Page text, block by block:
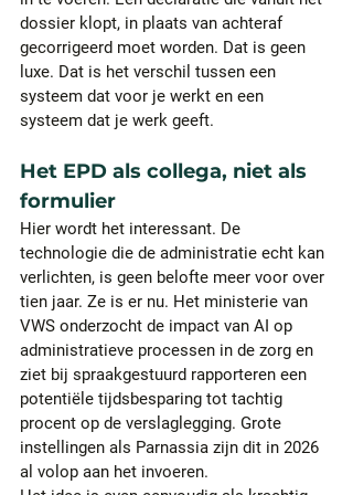
dossier klopt, in plaats van achteraf
gecorrigeerd moet worden. Dat is geen
luxe. Dat is het verschil tussen een
systeem dat voor je werkt en een
systeem dat je werk geeft.
Het EPD als collega, niet als
formulier
Hier wordt het interessant. De
technologie die de administratie echt kan
verlichten, is geen belofte meer voor over
tien jaar. Ze is er nu. Het ministerie van
VWS onderzocht de impact van AI op
administratieve processen in de zorg en
ziet bij spraakgestuurd rapporteren een
potentiële tijdsbesparing tot tachtig
procent op de verslaglegging. Grote
instellingen als Parnassia zijn dit in 2026
al volop aan het invoeren.